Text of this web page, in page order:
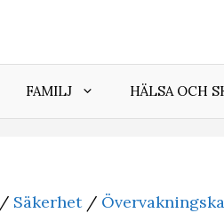
FAMILJ HÄLSA OCH
/ Säkerhet/